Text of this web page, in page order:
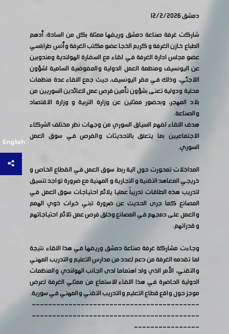
English
دمشق 12/2/2026
شاركت غرفة صناعة دمشق وريفها ممثلة بكل من السادة: أدهم
الطباع خازن الغرفة و كريم الخجا عضو مكتب الغرفة وأنس طرابلسي
عضو مجلس ادارة الغرفة في لقاء مع السفارة الهولندية ومندوبين
عن اليونسيف ومنظمة العمل الدولية والمفوضية السامية لشؤون
اللاجئي، وذلك في مقر اليونسيف، حيث جمع اللقاء عدة منظمات
محلية ودولية تعنى بشؤون تأمين فرص عمل للعائدين السوريين من
بلاد المهجر، وبحضور ممثلين عن وزارة التربية و وزارة الاقتصاد
والصناعة.
هدف اللقاء لفهم السياق السوري من وجهات نظر مختلف الشركاء
الاجتماعيين بما يتعلق بالتحديثات والفرص في سوق العمل
السوري.
المداخلات تمحورت حول الية ربط سوق العمل في القطاع الخاص و
خريجي المعاهد التقنية و التجارية و المهنية مع ضرورة تواجد تنسيق
لتدريب هذه الطاقات تدريباً عمليا يلائم احتياجات سوق العمل في
المصانع كما جرى الحديث عن ضرورة تبني خبرات ذوي الهمم
والعمل على دمجهم في المصانع وخلق فرص عمل تلائم احتياجاتهم
و قدراتهم.
وجاءت مشاركة غرفة صناعة دمشق وريفها في هذا اللقاء نتيجة
لما تقدمه الغرفة من دعم لعدد من مدارس التعليم والتدريب المهني
والتقني، الأمر الذي ولد اهتماما لدى الجانب الهولندي والمنظمات
الدولية الحاضرة في هذا اللقاء للاستماع من ممثلي الغرفة لعرض
موجز حول واقع قطاع التعليم والتدريب التقني والمهني في سورية.
-----------------------------------------
-----------------------------------------
----------------